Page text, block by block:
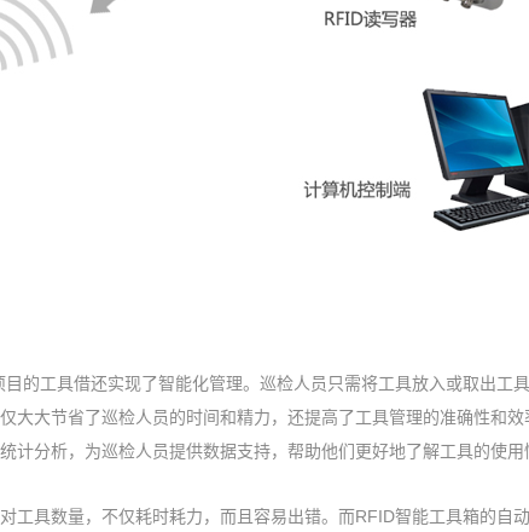
目的工具借还实现了智能化管理。巡检人员只需将工具放入或取出工
大大节省了巡检人员的时间和精力，还提高了工具管理的准确性和效
计分析，为巡检人员提供数据支持，帮助他们更好地了解工具的使用
工具数量，不仅耗时耗力，而且容易出错。而RFID智能工具箱的自